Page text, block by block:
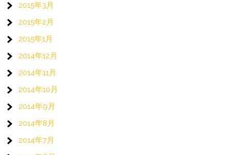
2015年3月
2015年2月
2015年1月
2014年12月
2014年11月
2014年10月
2014年9月
2014年8月
2014年7月